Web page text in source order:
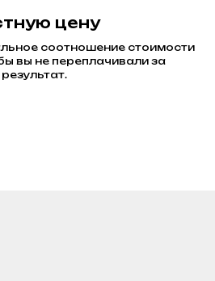
цену
соотношение стоимости
вы не переплачивали за
результат.